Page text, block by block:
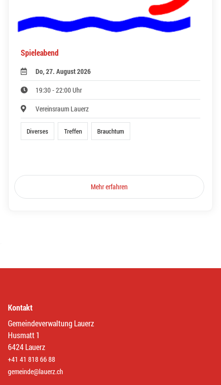
Spieleabend
Do, 27. August 2026
19:30 - 22:00 Uhr
Vereinsraum Lauerz
Diverses Treffen Brauchtum
Mehr erfahren
Kontakt
Gemeindeverwaltung Lauerz
Husmatt 1
6424 Lauerz
+41 41 818 66 88
gemeinde@lauerz.ch